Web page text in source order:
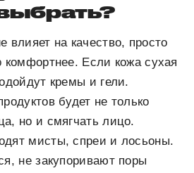
влияет на качество, просто
комфортнее. Если кожа сухая
кремы и гели.
будет не только
но и смягчать лицо.
мисты, спреи и лосьоны.
не закупоривают поры